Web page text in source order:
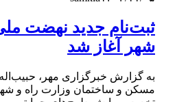
شهر آغاز شد
به گزارش خبرگزاری مهر،
مسکن و ساختمان وزارت راه و